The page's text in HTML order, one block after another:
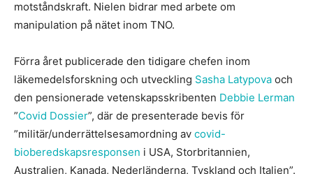
motståndskraft. Nielen bidrar med arbete om
manipulation på nätet inom TNO.
Förra året publicerade den tidigare chefen inom
läkemedelsforskning och utveckling Sasha Latypova och
den pensionerade vetenskapsskribenten Debbie Lerman
”Covid Dossier”, där de presenterade bevis för
”militär/underrättelsesamordning av covid-
bioberedskapsresponsen i USA, Storbritannien,
Australien, Kanada, Nederländerna, Tyskland och Italien”.